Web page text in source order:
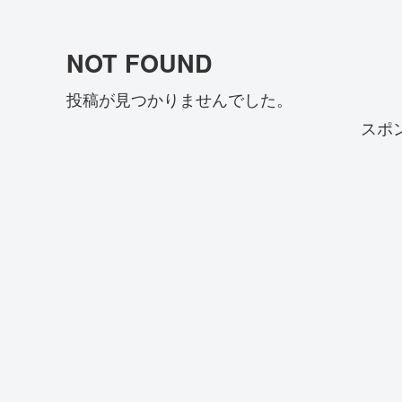
NOT FOUND
投稿が見つかりませんでした。
スポ